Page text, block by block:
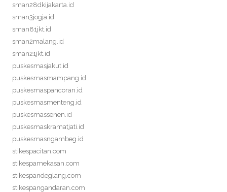
sman28dkijakarta.id
sman3jogja.id
sman81jkt.id
sman2malang.id
sman21jkt.id
puskesmasjakut.id
puskesmasmampang.id
puskesmaspancoran.id
puskesmasmenteng.id
puskesmassenen.id
puskesmaskramatjati.id
puskesmasngambeg.id
stikespacitan.com
stikespamekasan.com
stikespandeglang.com
stikespangandaran.com